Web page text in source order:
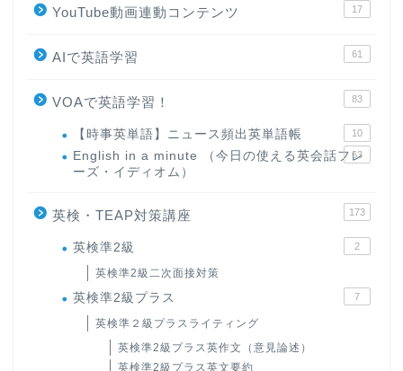
YouTube動画連動コンテンツ 17
AIで英語学習 61
VOAで英語学習！ 83
【時事英単語】ニュース頻出英単語帳 10
English in a minute （今日の使える英会話フレ
ーズ・イディオム）
63
英検・TEAP対策講座 173
英検準2級 2
英検準2級二次面接対策
英検準2級プラス 7
英検準２級プラスライティング
英検準2級プラス英作文（意見論述）
英検準2級プラス英文要約